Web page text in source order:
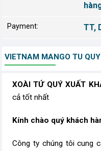
Payment: TT,
VIETNAM MANGO TU
XOÀI TỨ QUÝ XUẤT
cả tốt nhất
Kính chào quý khách
Công ty chúng tôi cung